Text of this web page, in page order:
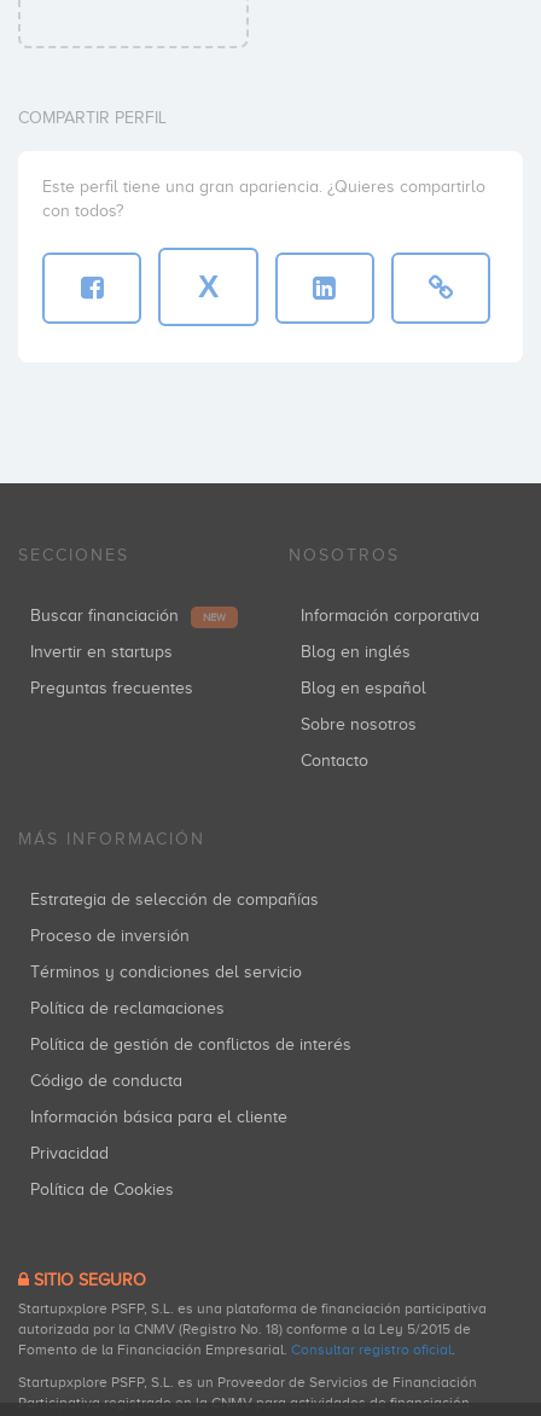
COMPARTIR PERFIL
Este perfil tiene una gran apariencia. ¿Quieres compartirlo
con todos?
X
SECCIONES
Buscar financiación NEW
Invertir en startups
Preguntas frecuentes
NOSOTROS
Información corporativa
Blog en inglés
Blog en español
Sobre nosotros
Contacto
MÁS INFORMACIÓN
Estrategia de selección de compañías
Proceso de inversión
Términos y condiciones del servicio
Política de reclamaciones
Política de gestión de conflictos de interés
Código de conducta
Información básica para el cliente
Privacidad
Política de Cookies
SITIO SEGURO
Startupxplore PSFP, S.L. es una plataforma de financiación participativa
autorizada por la CNMV (Registro No. 18) conforme a la Ley 5/2015 de
Fomento de la Financiación Empresarial. Consultar registro oficial.
Startupxplore PSFP, S.L. es un Proveedor de Servicios de Financiación
Participativa registrado en la CNMV para actividades de financiación